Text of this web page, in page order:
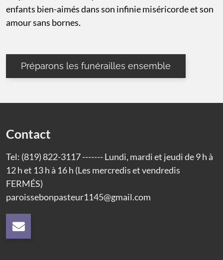
enfants bien-aimés dans son infinie miséricorde et son
amour sans bornes.
Préparons les funérailles ensemble
Contact
Tel: (819) 822-3117 ------- Lundi, mardi et jeudi de 9 h à
12 h et 13 h à 16 h (Les mercredis et vendredis
FERMÉS)
paroissebonpasteur1145@gmail.com